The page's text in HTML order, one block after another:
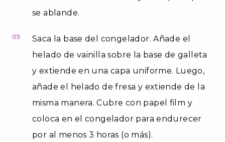
se ablande.
05
Saca la base del congelador. Añade el
helado de vainilla sobre la base de galleta
y extiende en una capa uniforme. Luego,
añade el helado de fresa y extiende de la
misma manera. Cubre con papel film y
coloca en el congelador para endurecer
por al menos 3 horas (o más).